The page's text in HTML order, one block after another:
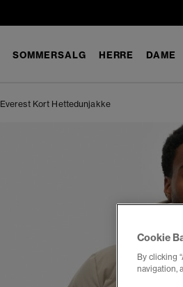
SOMMERSALG HERRE DAME
Everest Kort Hettedunjakke
Cookie
By clicking
navigation,